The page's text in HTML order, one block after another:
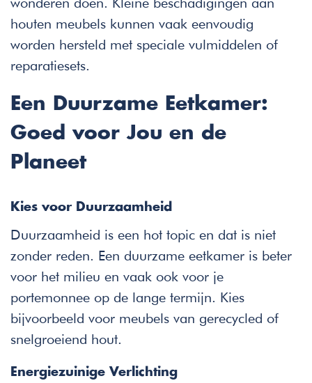
houten meubels kunnen vaak eenvoudig
worden hersteld met speciale vulmiddelen of
reparatiesets.
Een Duurzame Eetkamer:
Goed voor Jou en de
Planeet
Kies voor Duurzaamheid
Duurzaamheid is een hot topic en dat is niet
zonder reden. Een duurzame eetkamer is beter
voor het milieu en vaak ook voor je
portemonnee op de lange termijn. Kies
bijvoorbeeld voor meubels van gerecycled of
snelgroeiend hout.
Energiezuinige Verlichting